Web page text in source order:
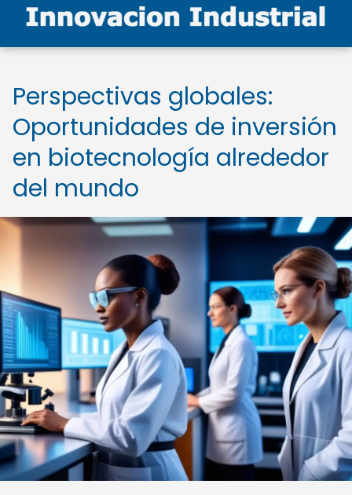
Perspectivas globales:
Oportunidades de inversión
en biotecnología alrededor
del mundo